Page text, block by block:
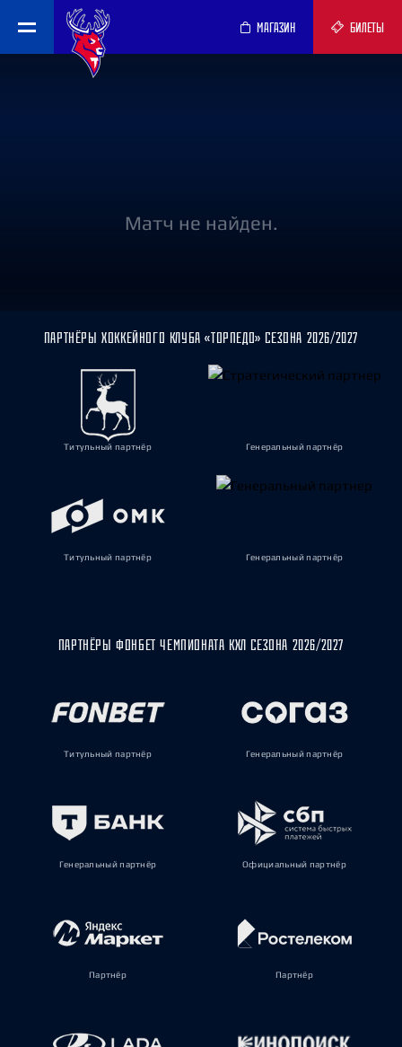
МАГАЗИН БИЛЕТЫ
Матч не найден.
ПАРТНЁРЫ ХОККЕЙНОГО КЛУБА «ТОРПЕДО» СЕЗОНА 2026/2027
Титульный партнёр Генеральный партнёр
Титульный партнёр Генеральный партнёр
ПАРТНЁРЫ ФОНБЕТ ЧЕМПИОНАТА КХЛ СЕЗОНА 2026/2027
Титульный партнёр Генеральный партнёр
Генеральный партнёр Официальный партнёр
Партнёр Партнёр